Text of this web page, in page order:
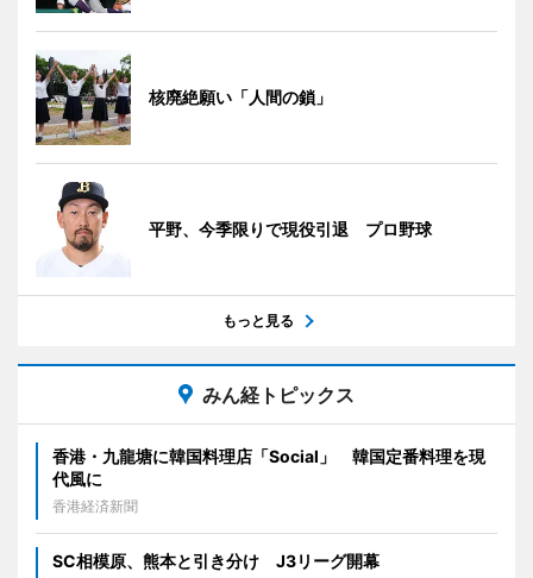
核廃絶願い「人間の鎖」
平野、今季限りで現役引退 プロ野球
もっと見る
みん経トピックス
香港・九龍塘に韓国料理店「Social」 韓国定番料理を現
代風に
香港経済新聞
SC相模原、熊本と引き分け J3リーグ開幕